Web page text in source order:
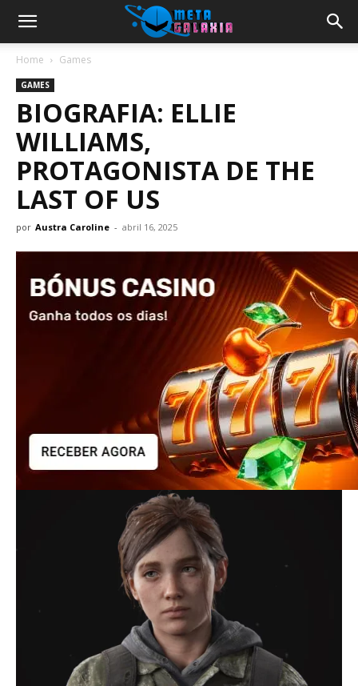
Home Games
GAMES
BIOGRAFIA: ELLIE
WILLIAMS,
PROTAGONISTA DE THE
LAST OF US
por Austra Caroline - abril 16, 2025